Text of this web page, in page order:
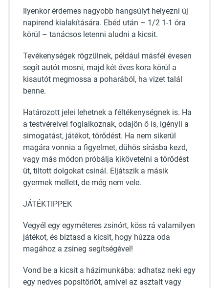
Ilyenkor érdemes nagyobb hangsúlyt helyezni új
napirend kialakítására. Ebéd után – 1/2 1-1 óra
körül – tanácsos letenni aludni a kicsit.
Tevékenységek rögzülnek, például másfél évesen
segít autót mosni, majd két éves kora körül a
kisautót megmossa a poharából, ha vizet talál
benne.
Határozott jelei lehetnek a féltékenységnek is. Ha
a testvéreivel foglalkoznak, odajön ő is, igényli a
simogatást, játékot, törődést. Ha nem sikerül
magára vonnia a figyelmet, dühös sírásba kezd,
vagy más módon próbálja kikövetelni a törődést
üt, tiltott dolgokat csinál. Eljátszik a másik
gyermek mellett, de még nem vele.
JÁTÉKTIPPEK
Vegyél egy egyméteres zsinórt, köss rá valamilyen
játékot, és biztasd a kicsit, hogy húzza oda
magához a zsineg segítségével!
Vond be a kicsit a házimunkába: adhatsz neki egy
egy nedves popsitörlőt, amivel az asztalt vagy